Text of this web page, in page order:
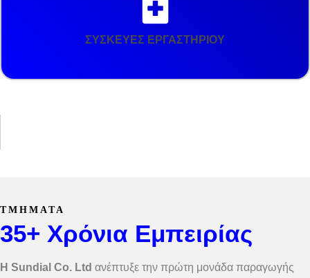
ΣΥΣΚΕΥΕΣ ΕΡΓΑΣΤΗΡΙΟΥ
ΤΜΗΜΑΤΑ
35+ Χρόνια Εμπειρίας
Η Sundial Co. Ltd ανέπτυξε την πρώτη μονάδα παραγωγής